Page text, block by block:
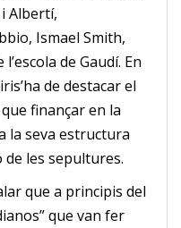
Albertí,
Ismael Smith,
de Gaudí. En
de destacar el
finançar en la
la seva estructura
de les sepultures.
que a principis del
que van fer